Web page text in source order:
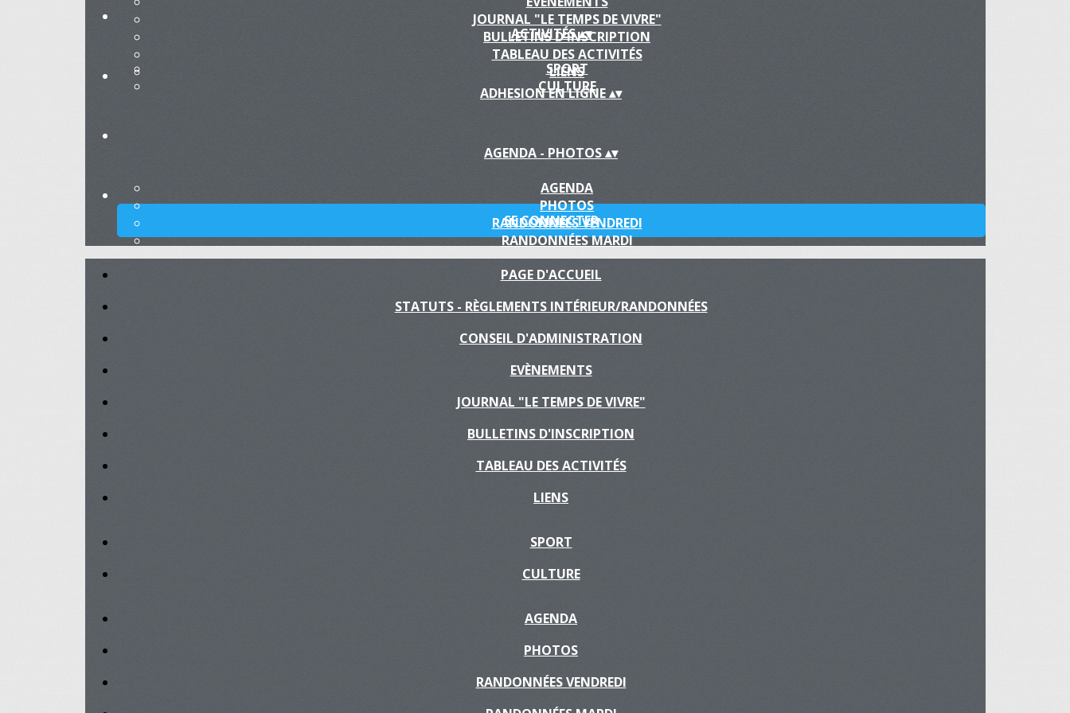
JOURNAL "LE TEMPS DE VIVRE"
BULLETINS D'INSCRIPTION
TABLEAU DES ACTIVITÉS
LIENS
ACTIVITÉS▴▾
SPORT
CULTURE
ADHESION EN LIGNE▴▾
AGENDA - PHOTOS▴▾
AGENDA
PHOTOS
RANDONNÉES VENDREDI
RANDONNÉES MARDI
SE CONNECTER
PAGE D'ACCUEIL
STATUTS - RÈGLEMENTS INTÉRIEUR/RANDONNÉES
CONSEIL D'ADMINISTRATION
EVÈNEMENTS
JOURNAL "LE TEMPS DE VIVRE"
BULLETINS D'INSCRIPTION
TABLEAU DES ACTIVITÉS
LIENS
SPORT
CULTURE
AGENDA
PHOTOS
RANDONNÉES VENDREDI